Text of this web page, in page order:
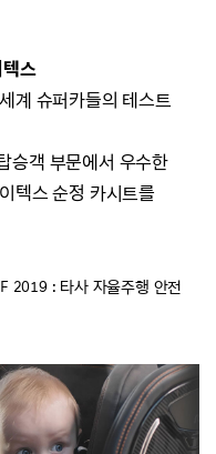
스
계 슈퍼카들의 테스트
승객 부문에서 우수한
텍스 순정 카시트를
2019 : 타사 자율주행 안전